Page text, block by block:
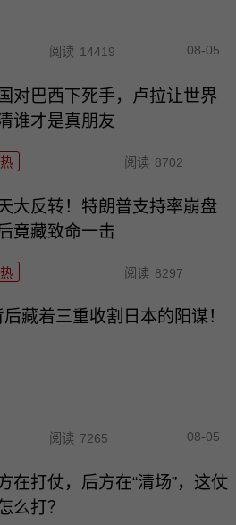
阅读 14419 08-05
对巴西下死手，卢拉让世界
谁才是真朋友
阅读 8702
大反转！特朗普支持率崩盘
竟藏致命一击
阅读 8297
藏着三重收割日本的阳谋！
阅读 7265 08-05
在打仗，后方在“清场”，这仗
么打？